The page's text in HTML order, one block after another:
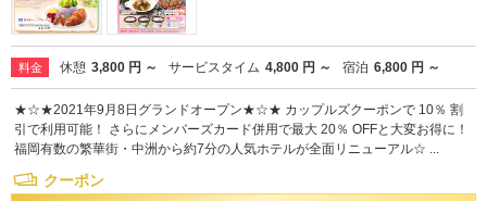
料金 休憩 3,800 円 ～ サービスタイム 4,800 円 ～ 宿泊 6,800 円 ～
★☆★2021年9月8日グランドオープン★☆★ カップルズクーポンで 10％ 割
引で利用可能！ さらにメンバーズカード併用で最大 20％ OFFと大変お得に！
福岡有数の繁華街・中洲から約7分の人気ホテルが全面リニューアル☆ ...
クーポン